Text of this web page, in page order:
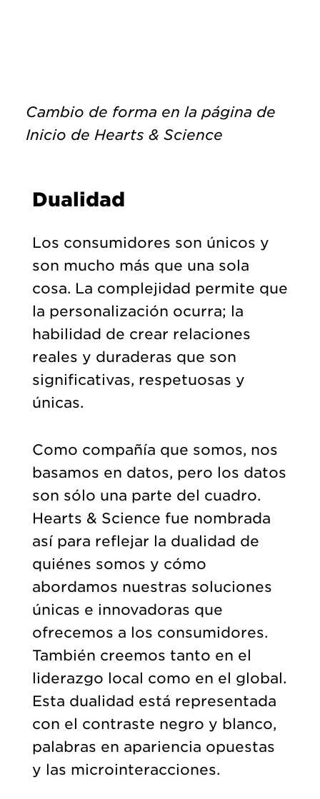
Cambio de forma en la página de
Inicio de Hearts & Science
Dualidad
Los consumidores son únicos y
son mucho más que una sola
cosa. La complejidad permite que
la personalización ocurra; la
habilidad de crear relaciones
reales y duraderas que son
significativas, respetuosas y
únicas.
Como compañía que somos, nos
basamos en datos, pero los datos
son sólo una parte del cuadro.
Hearts & Science fue nombrada
así para reflejar la dualidad de
quiénes somos y cómo
abordamos nuestras soluciones
únicas e innovadoras que
ofrecemos a los consumidores.
También creemos tanto en el
liderazgo local como en el global.
Esta dualidad está representada
con el contraste negro y blanco,
palabras en apariencia opuestas
y las microinteracciones.